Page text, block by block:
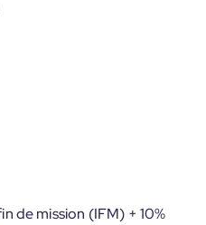
de mission (IFM) + 10%